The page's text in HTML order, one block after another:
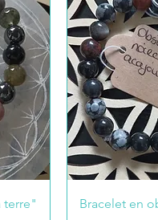
terre"
Bracelet en